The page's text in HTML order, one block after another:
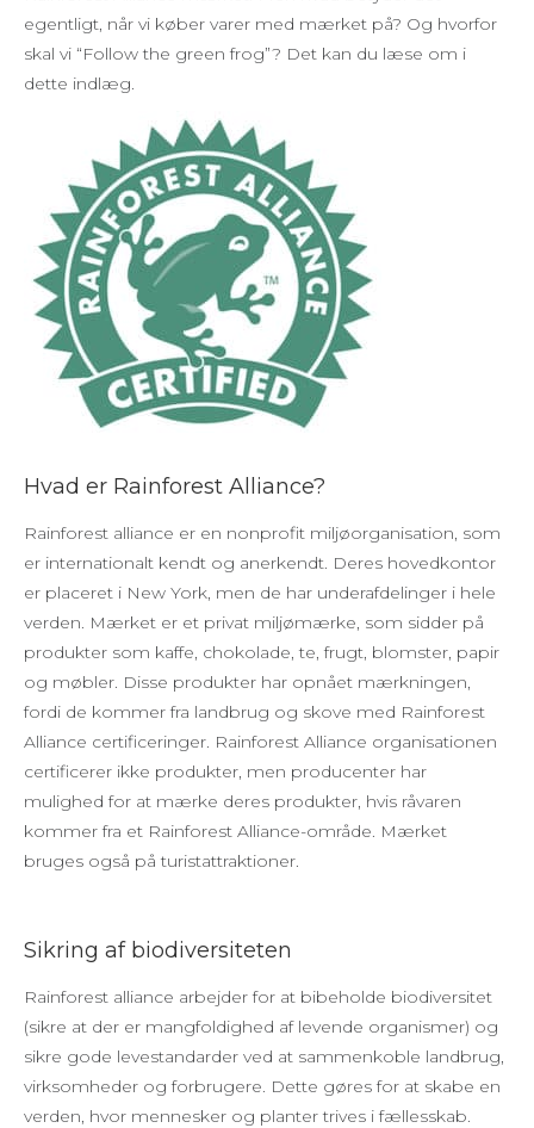
egentligt, når vi køber varer med mærket på? Og hvorfor
skal vi “Follow the green frog”? Det kan du læse om i
dette indlæg.
Hvad er Rainforest Alliance?
Rainforest alliance er en nonprofit miljøorganisation, som
er internationalt kendt og anerkendt. Deres hovedkontor
er placeret i New York, men de har underafdelinger i hele
verden. Mærket er et privat miljømærke, som sidder på
produkter som kaffe, chokolade, te, frugt, blomster, papir
og møbler. Disse produkter har opnået mærkningen,
fordi de kommer fra landbrug og skove med Rainforest
Alliance certificeringer. Rainforest Alliance organisationen
certificerer ikke produkter, men producenter har
mulighed for at mærke deres produkter, hvis råvaren
kommer fra et Rainforest Alliance-område. Mærket
bruges også på turistattraktioner.
Sikring af biodiversiteten
Rainforest alliance arbejder for at bibeholde biodiversitet
(sikre at der er mangfoldighed af levende organismer) og
sikre gode levestandarder ved at sammenkoble landbrug,
virksomheder og forbrugere. Dette gøres for at skabe en
verden, hvor mennesker og planter trives i fællesskab.